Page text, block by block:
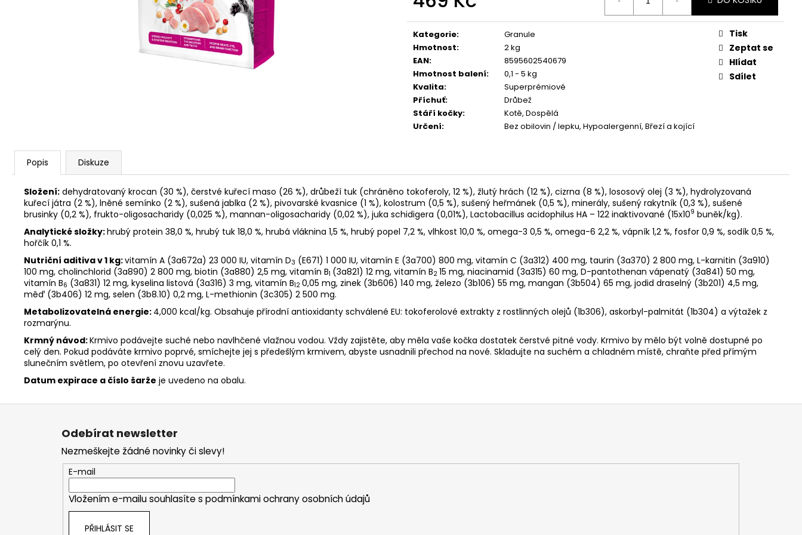
cena:
Kategorie:
Granule
Hmotnost:
2 kg
EAN:
8595602540679
Hmotnost balení:
0,1 - 5 kg
Kvalita:
Superprémiové
Příchuť:
Drůbež
Stáří kočky:
Kotě, Dospělá
Určení: Bez obilovin / lepku, Hypoalergenní, Březí a kojící
Tisk
Zeptat se
Hlídat
Sdílet
Popis Diskuze
Složení: dehydratovaný krocan (30 %), čerstvé kuřecí maso (26 %), drůbeží tuk (chráněno tokoferoly, 12 %), žlutý hrách (12 %), cizrna (8 %), lososový olej (3 %), hydrolyzovaná
kuřecí játra (2 %), lněné semínko (2 %), sušená jablka (2 %), pivovarské kvasnice (1 %), kolostrum (0,5 %), sušený heřmánek (0,5 %), minerály, sušený rakytník (0,3 %), sušené
brusinky (0,2 %), frukto-oligosacharidy (0,025 %), mannan-oligosacharidy (0,02 %), juka schidigera (0,01%), Lactobacillus acidophilus HA – 122 inaktivované (15x109 buněk/kg).
Analytické složky:hrubý protein 38,0 %, hrubý tuk 18,0 %, hrubá vláknina 1,5 %, hrubý popel 7,2 %, vlhkost 10,0 %, omega-3 0,5 %, omega-6 2,2 %, vápník 1,2 %, fosfor 0,9 %, sodík 0,5 %,
hořčík 0,1 %.
Nutriční aditiva v 1 kg:vitamín A (3a672a) 23 000 IU, vitamín D3 (E671) 1 000 IU, vitamín E (3a700) 800 mg, vitamín C (3a312) 400 mg, taurin (3a370) 2 800 mg, L-karnitin (3a910)
100 mg, cholinchlorid (3a890) 2 800 mg, biotin (3a880) 2,5 mg, vitamín B1 (3a821) 12 mg, vitamín B2 15 mg, niacinamid (3a315) 60 mg, D-pantothenan vápenatý (3a841) 50 mg,
vitamín B6 (3a831) 12 mg, kyselina listová (3a316) 3 mg, vitamín B12 0,05 mg, zinek (3b606) 140 mg, železo (3b106) 55 mg, mangan (3b504) 65 mg, jodid draselný (3b201) 4,5 mg,
měď (3b406) 12 mg, selen (3b8.10) 0,2 mg, L-methionin (3c305) 2 500 mg.
Metabolizovatelná energie: 4,000 kcal/kg. Obsahuje přírodní antioxidanty schválené EU: tokoferolové extrakty z rostlinných olejů (1b306), askorbyl-palmitát (1b304) a výtažek z
rozmarýnu.
Krmný návod:Krmivo podávejte suché nebo navlhčené vlažnou vodou. Vždy zajistěte, aby měla vaše kočka dostatek čerstvé pitné vody. Krmivo by mělo být volně dostupné po
celý den. Pokud podáváte krmivo poprvé, smíchejte jej s předešlým krmivem, abyste usnadnili přechod na nové. Skladujte na suchém a chladném místě, chraňte před přímým
slunečním světlem, po otevření znovu uzavřete.
Datum expirace a číslo šarže je uvedeno na obalu.
JOSERA MEAT BITES MINI BEEF 70G
CALIBRA JOY DOG YUMMY CHICKEN
AND SALMON TREAT 100G
79 Kč
CALIBRA JOY DOG YUMMY TUNA TREAT
Z
Odebírat newsletter
Nezmeškejte žádné novinky či slevy!
E-mail
Vložením e-mailu souhlasíte s podmínkami ochrany osobních údajů
PŘIHLÁSIT SE